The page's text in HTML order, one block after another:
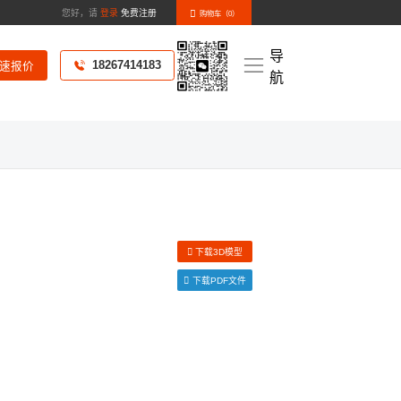
您好，请 登录 免费注册 购物车（0）
报价 18267414183
导
航
下载3D模型
下载PDF文件